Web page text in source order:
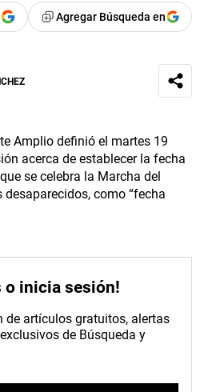
Agregar Búsqueda en
Amplio definió el martes 19
acerca de establecer la fecha
se celebra la Marcha del
como “fecha
o inicia sesión!
de artículos gratuitos, alertas
de Búsqueda y